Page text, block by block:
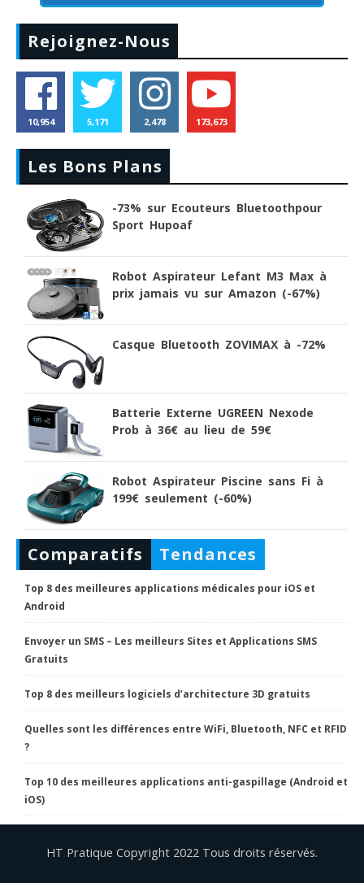
Rejoignez-Nous
10,954 5,171 2,478 173,673
Les Bons Plans
-73% sur Ecouteurs Bluetoothpour
Sport Hupoaf
Robot Aspirateur Lefant M3 Max à
prix jamais vu sur Amazon (-67%)
Casque Bluetooth ZOVIMAX à -72%
Batterie Externe UGREEN Nexode
Prob à 36€ au lieu de 59€
Robot Aspirateur Piscine sans Fi à
199€ seulement (-60%)
Comparatifs Tendances
Top 8 des meilleures applications médicales pour iOS et
Android
Envoyer un SMS – Les meilleurs Sites et Applications SMS
Gratuits
Top 8 des meilleurs logiciels d’architecture 3D gratuits
Quelles sont les différences entre WiFi, Bluetooth, NFC et RFID
?
Top 10 des meilleures applications anti-gaspillage (Android et
iOS)
HT Pratique Copyright 2022 Tous droits réservés.